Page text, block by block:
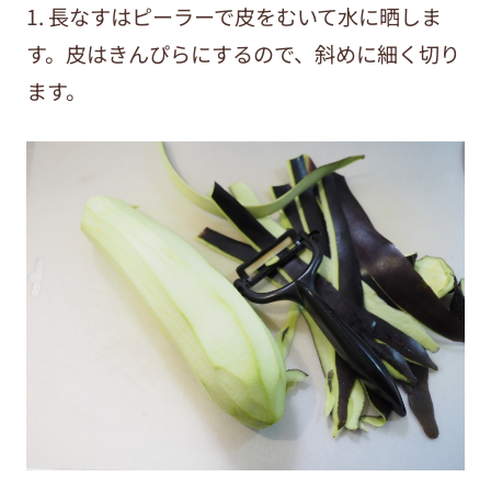
1. 長なすはピーラーで皮をむいて水に晒しま
す。皮はきんぴらにするので、斜めに細く切り
ます。